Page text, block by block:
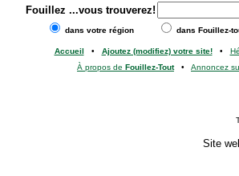
Fouillez ...vous trouverez!
dans votre région dans Fouillez-
Accueil • Ajoutez (modifiez) votre site!•
À propos de Fouillez-Tout• Annoncez
Site